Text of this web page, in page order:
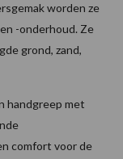
worden ze
-onderhoud. Ze
grond, zand,
handgreep met
comfort voor de